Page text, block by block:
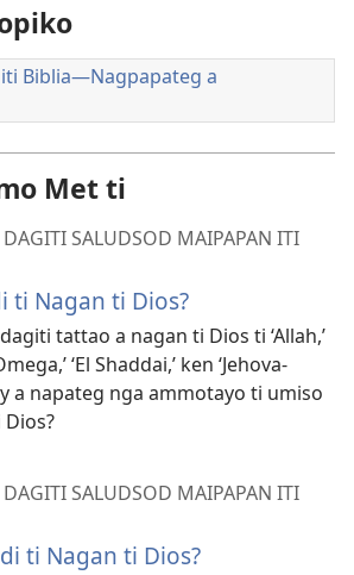
Biblia—Nagpapateg a
Met ti
SALUDSOD MAIPAPAN ITI
ti Nagan ti Dios?
tattao a nagan ti Dios ti ‘Allah,’
‘El Shaddai,’ ken ‘Jehova-
a napateg nga ammotayo ti umiso
SALUDSOD MAIPAPAN ITI
ti Nagan ti Dios?